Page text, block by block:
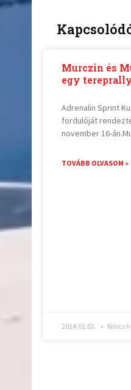
Murczin és
egy
Adrenalin Sprint
fordulóját
november 16-
TOVÁBB OLVASOM »
2014.01.02. Nincs